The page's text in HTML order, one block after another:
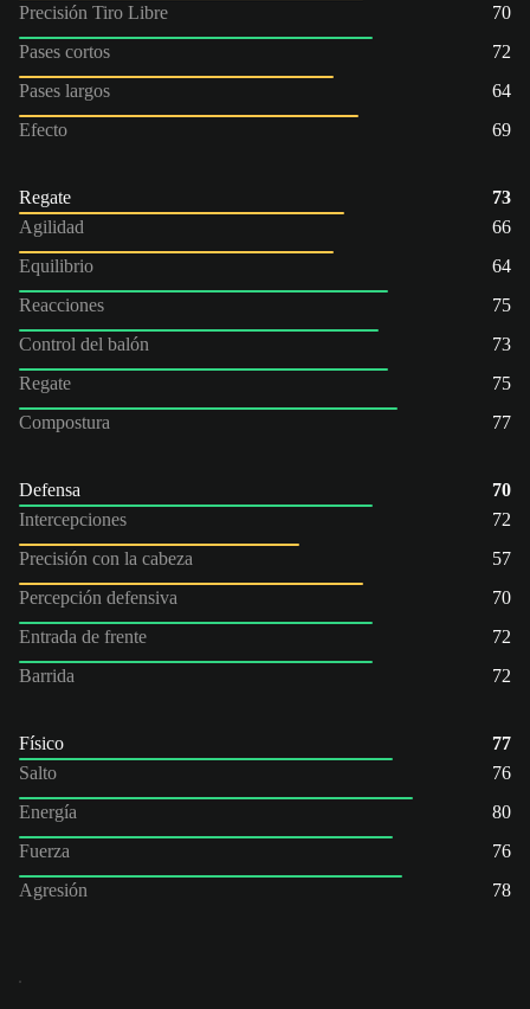
Precisión Tiro Libre
70
Pases cortos
72
Pases largos
64
Efecto
69
Regate
73
Agilidad
66
Equilibrio
64
Reacciones
75
Control del balón
73
Regate
75
Compostura
77
Defensa
70
Intercepciones
72
Precisión con la cabeza
57
Percepción defensiva
70
Entrada de frente
72
Barrida
72
Físico
77
Salto
76
Energía
80
Fuerza
76
Agresión
78